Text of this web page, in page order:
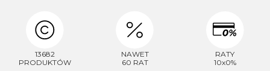
13682
PRODUKTÓW
NAWET
60 RAT
RATY
10x0%